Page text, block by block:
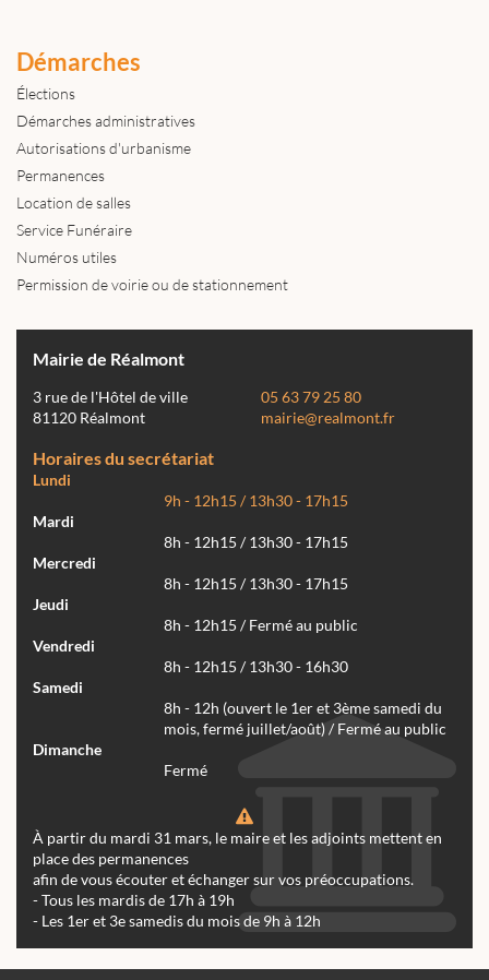
Démarches
Élections
Démarches administratives
Autorisations d'urbanisme
Permanences
Location de salles
Service Funéraire
Numéros utiles
Permission de voirie ou de stationnement
Mairie de Réalmont
3 rue de l'Hôtel de ville
81120 Réalmont
05 63 79 25 80
mairie@realmont.fr
Horaires du secrétariat
Lundi
9h - 12h15 / 13h30 - 17h15
Mardi
8h - 12h15 / 13h30 - 17h15
Mercredi
8h - 12h15 / 13h30 - 17h15
Jeudi
8h - 12h15 / Fermé au public
Vendredi
8h - 12h15 / 13h30 - 16h30
Samedi
8h - 12h (ouvert le 1er et 3ème samedi du
mois, fermé juillet/août) / Fermé au public
Dimanche
Fermé
À partir du mardi 31 mars, le maire et les adjoints mettent en
place des permanences
afin de vous écouter et échanger sur vos préoccupations.
- Tous les mardis de 17h à 19h
- Les 1er et 3e samedis du mois de 9h à 12h